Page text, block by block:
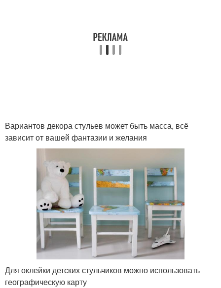
Вариантов декора стульев может быть масса, всё
зависит от вашей фантазии и желания
Для оклейки детских стульчиков можно использовать
географическую карту